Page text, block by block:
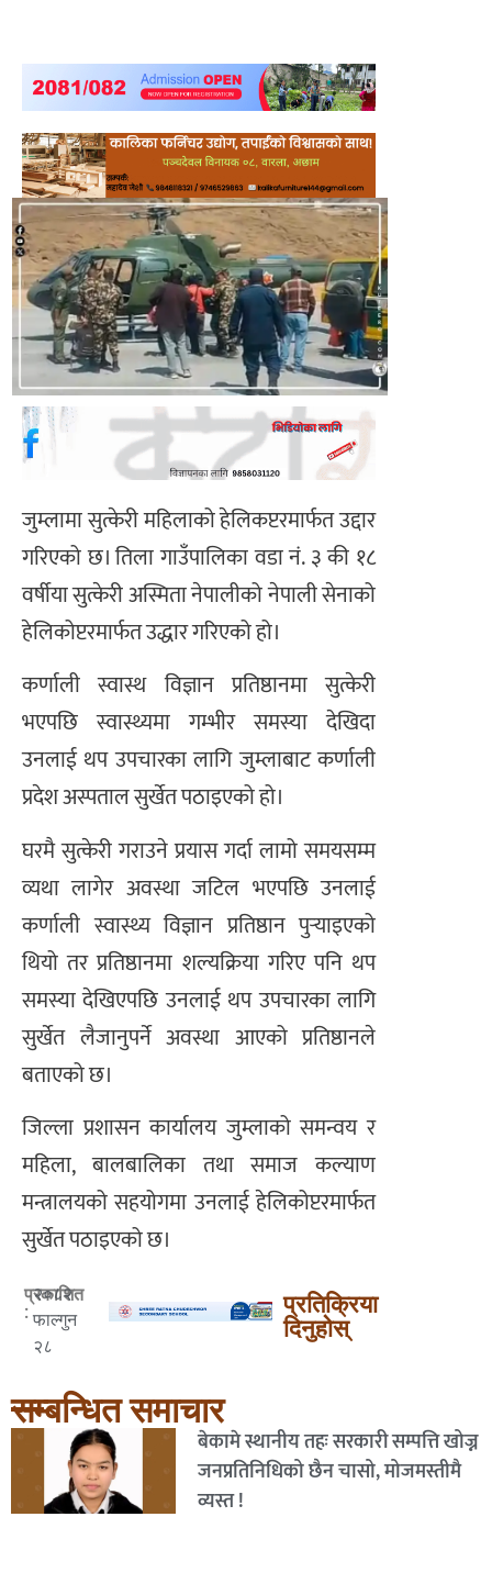
जुम्लामा सुत्केरी महिलाको हेलिकप्टरमार्फत उद्दार
गरिएको छ। तिला गाउँपालिका वडा नं. ३ की १८
वर्षीया सुत्केरी अस्मिता नेपालीको नेपाली सेनाको
हेलिकोप्टरमार्फत उद्धार गरिएको हो।
कर्णाली स्वास्थ विज्ञान प्रतिष्ठानमा सुत्केरी
भएपछि स्वास्थ्यमा गम्भीर समस्या देखिदा
उनलाई थप उपचारका लागि जुम्लाबाट कर्णाली
प्रदेश अस्पताल सुर्खेत पठाइएको हो।
घरमै सुत्केरी गराउने प्रयास गर्दा लामो समयसम्म
व्यथा लागेर अवस्था जटिल भएपछि उनलाई
कर्णाली स्वास्थ्य विज्ञान प्रतिष्ठान पुर्‍याइएको
थियो तर प्रतिष्ठानमा शल्यक्रिया गरिए पनि थप
समस्या देखिएपछि उनलाई थप उपचारका लागि
सुर्खेत लैजानुपर्ने अवस्था आएको प्रतिष्ठानले
बताएको छ।
जिल्ला प्रशासन कार्यालय जुम्लाको समन्वय र
महिला, बालबालिका तथा समाज कल्याण
मन्त्रालयको सहयोगमा उनलाई हेलिकोप्टरमार्फत
सुर्खेत पठाइएको छ।
प्रकाशित
:
२०८२
फाल्गुन
२८
प्रतिक्रिया
दिनुहोस्
सम्बन्धित समाचार
बेकामे स्थानीय तहः सरकारी सम्पत्ति खोज्न
जनप्रतिनिधिको छैन चासो, मोजमस्तीमै
व्यस्त !